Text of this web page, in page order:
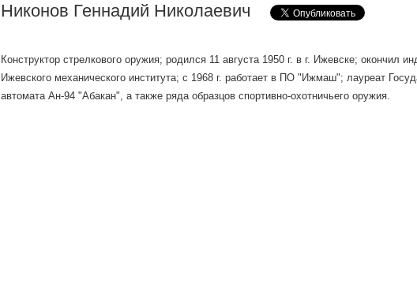
Никонов Геннадий Николаевич
Конструктор стрелкового оружия; родился 11 августа 1950 г. в г. Ижевске; окончил
Ижевского механического института; с 1968 г. работает в ПО "Ижмаш"; лауреат
автомата Ан-94 "Абакан", а также ряда образцов спортивно-охотничьего оружия.